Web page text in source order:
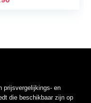
prijsvergelijkings- en
die beschikbaar zijn op